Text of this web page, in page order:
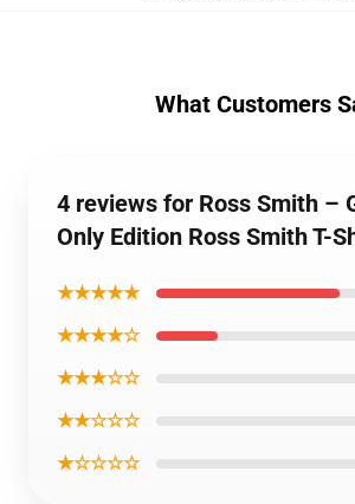
What Customers
4 reviews for Ross Smith –
Only Edition Ross Smith T-
★★★★★
★★★★☆
★★★☆☆
★★☆☆☆
★☆☆☆☆